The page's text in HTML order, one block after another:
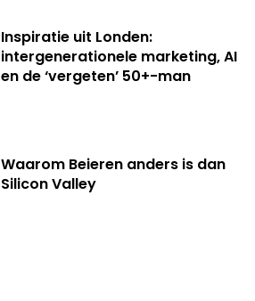
Inspiratie uit Londen:
intergenerationele marketing, AI
en de ‘vergeten’ 50+-man
Waarom Beieren anders is dan
Silicon Valley